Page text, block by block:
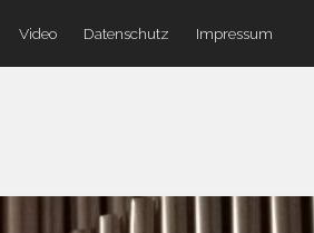
Video Datenschutz Impressum